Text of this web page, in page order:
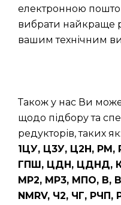
електронною
вибрати найкраще
вашим технічним
Також у нас Ви
щодо підбору та
редукторів, таких як:
1ЦУ, Ц3У, Ц2Н,
ГПШ, ЦДН, ЦДНД,
МР2, МР3, МПО, В,
NMRV, Ч2, ЧГ, РЧП,